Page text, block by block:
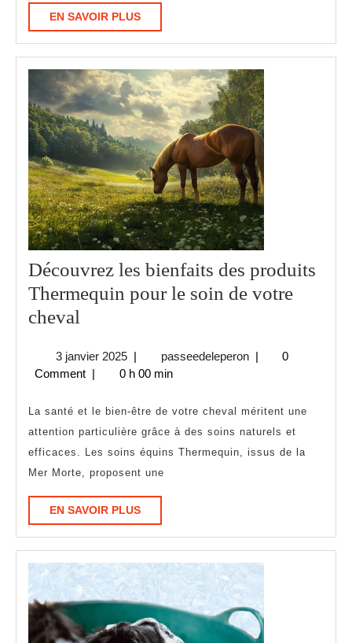
la
maison
?
EN SAVOIR PLUSEN
SAVOIR
Découvrez les bienfaits des produits
Thermequin pour le soin de votre
cheval
bienfaits
des
produits
Thermequin
pour
le
soin
de
votre
cheval
3 janvier 20253
janvier
| passeedeleperonpasseedeleperon
|
0
Comment | 0 h 00 min
La santé et le bien-être de votre cheval méritent une
attention particulière grâce à des soins naturels et
efficaces. Les soins équins Thermequin, issus de la
Mer Morte, proposent une
EN SAVOIR PLUSEN
SAVOIR